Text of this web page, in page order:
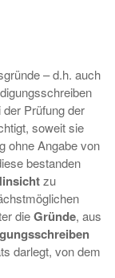
– d.h. auch
Prüfung der
soweit sie
ohne Angabe von
bestanden
zu
dieGründe, aus
darlegt, von dem